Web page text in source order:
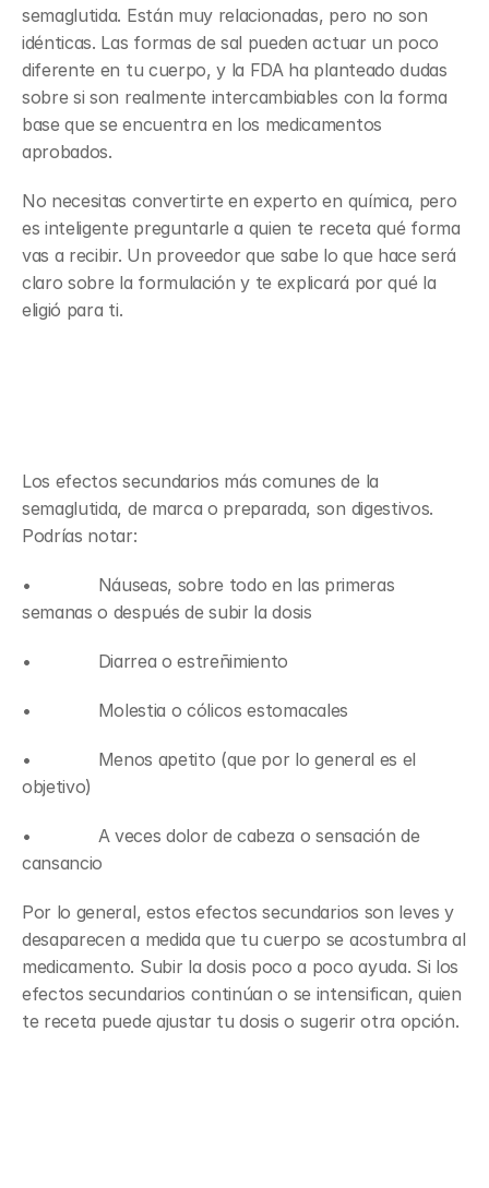
semaglutida. Están muy relacionadas, pero no son
idénticas. Las formas de sal pueden actuar un poco
diferente en tu cuerpo, y la FDA ha planteado dudas
sobre si son realmente intercambiables con la forma
base que se encuentra en los medicamentos
aprobados.
No necesitas convertirte en experto en química, pero
es inteligente preguntarle a quien te receta qué forma
vas a recibir. Un proveedor que sabe lo que hace será
claro sobre la formulación y te explicará por qué la
eligió para ti.
Los efectos secundarios más comunes de la
semaglutida, de marca o preparada, son digestivos.
Podrías notar:
•             Náuseas, sobre todo en las primeras
semanas o después de subir la dosis
•             Diarrea o estreñimiento
•             Molestia o cólicos estomacales
•             Menos apetito (que por lo general es el
objetivo)
•             A veces dolor de cabeza o sensación de
cansancio
Por lo general, estos efectos secundarios son leves y
desaparecen a medida que tu cuerpo se acostumbra al
medicamento. Subir la dosis poco a poco ayuda. Si los
efectos secundarios continúan o se intensifican, quien
te receta puede ajustar tu dosis o sugerir otra opción.